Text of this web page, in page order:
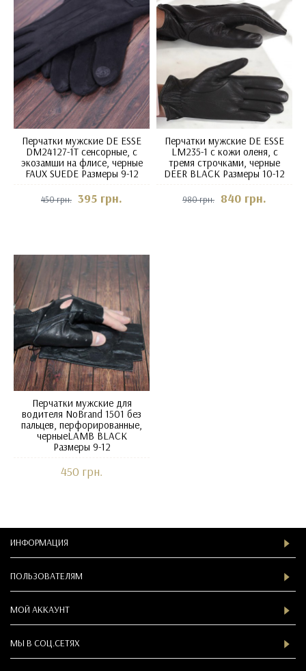
Перчатки мужские DE ESSE
DM24127-1T сенсорные, с
экозамши на флисе, черные
FAUX SUEDE Размеры 9-12
450 грн. 395 грн.
Перчатки мужские DE ESSE
LM235-1 с кожи оленя, с
тремя строчками, черные
DEER BLACK Размеры 10-12
980 грн. 840 грн.
Перчатки мужские для
водителя NoBrand 1501 без
пальцев, перфорированные,
черныеLAMB BLACK
Размеры 9-12
450 грн.
ИНФОРМАЦИЯ
ПОЛЬЗОВАТЕЛЯМ
МОЙ АККАУНТ
МЫ В СOЦ.СЕТЯХ